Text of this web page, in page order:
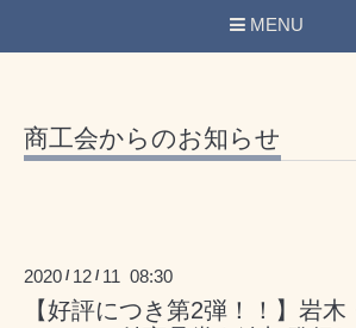
MENU
商工会からのお知らせ
2020 / 12 / 11 08:30
【好評につき第2弾！！】岩